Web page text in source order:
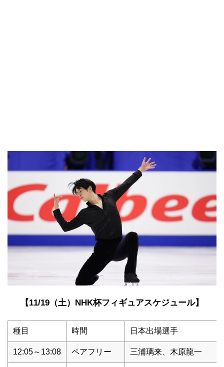
【11/19（土）NHK杯フィギュアスケジュール】
種目 時間 日本出場選手
12:05～13:08 ペアフリー 三浦璃来、木原龍一